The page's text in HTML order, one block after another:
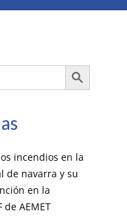
Botón de búsqueda
incendios en la
de navarra y su
en la
de AEMET